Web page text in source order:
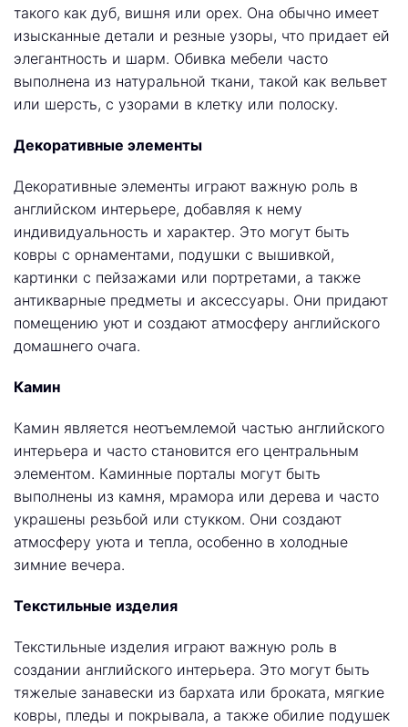
такого как дуб, вишня или орех. Она обычно имеет
изысканные детали и резные узоры, что придает ей
элегантность и шарм. Обивка мебели часто
выполнена из натуральной ткани, такой как вельвет
или шерсть, с узорами в клетку или полоску.
Декоративные элементы
Декоративные элементы играют важную роль в
английском интерьере, добавляя к нему
индивидуальность и характер. Это могут быть
ковры с орнаментами, подушки с вышивкой,
картинки с пейзажами или портретами, а также
антикварные предметы и аксессуары. Они придают
помещению уют и создают атмосферу английского
домашнего очага.
Камин
Камин является неотъемлемой частью английского
интерьера и часто становится его центральным
элементом. Каминные порталы могут быть
выполнены из камня, мрамора или дерева и часто
украшены резьбой или стукком. Они создают
атмосферу уюта и тепла, особенно в холодные
зимние вечера.
Текстильные изделия
Текстильные изделия играют важную роль в
создании английского интерьера. Это могут быть
тяжелые занавески из бархата или броката, мягкие
ковры, пледы и покрывала, а также обилие подушек